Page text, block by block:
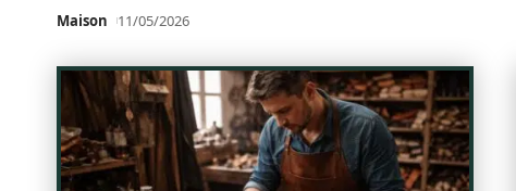
Maison 11/05/2026